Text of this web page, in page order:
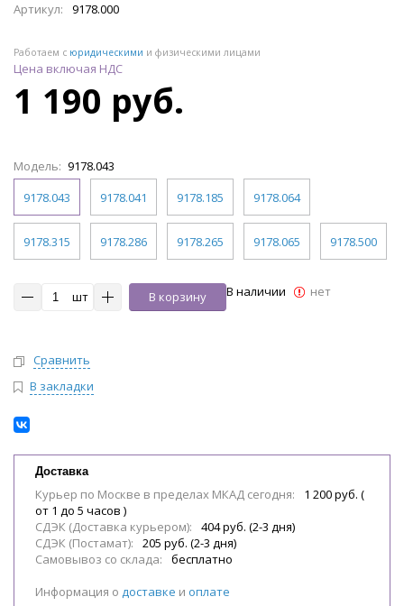
Артикул: 9178.000
Работаем с юридическими и физическими лицами
Цена включая НДС
1 190 руб.
Модель: 9178.043
9178.043
9178.041 9178.185 9178.064
9178.315 9178.286 9178.265 9178.065 9178.500
шт В корзину В наличии нет
Сравнить
В закладки
Доставка
Курьер по Москве в пределах МКАД сегодня:
1 200 руб. (
от 1 до 5 часов )
СДЭК (Доставка курьером):
404 руб. (2-3 дня)
СДЭК (Постамат):
205 руб. (2-3 дня)
Самовывоз со склада:
бесплатно
Информация о доставке и оплате